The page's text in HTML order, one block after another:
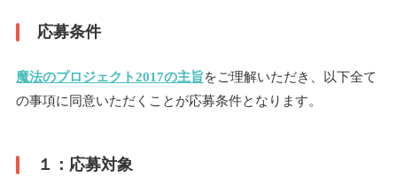
応募条件
魔法のプロジェクト2017の主旨をご理解いただき、以下全て
の事項に同意いただくことが応募条件となります。
１：応募対象